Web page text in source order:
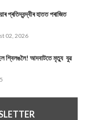
প্ৰতিদ্বন্দ্বীৰ হাতত পৰাজিত
02, 2026
শ্বিলঙলৈ! আদবাটতে মৃত্যু যুৱ